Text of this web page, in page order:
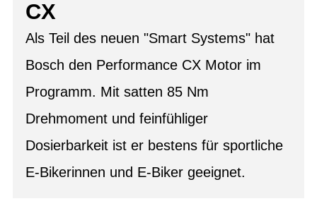
CX
Als Teil des neuen "Smart Systems" hat
Bosch den Performance CX Motor im
Programm. Mit satten 85 Nm
Drehmoment und feinfühliger
Dosierbarkeit ist er bestens für sportliche
E-Bikerinnen und E-Biker geeignet.